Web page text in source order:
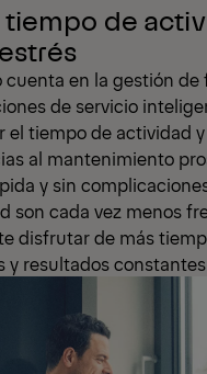
de
en la gestión de
de servicio
el tiempo de actividad
al mantenimiento
y sin
son cada vez menos
disfrutar de más
y resultados